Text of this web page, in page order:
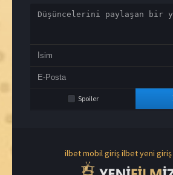
Spoiler
ilbet mobil girişilbet yeni giriş